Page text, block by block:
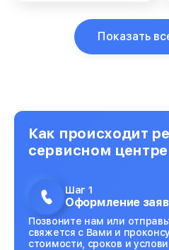
Показать
Как происходит
сервисном
Шаг 1
Оформление
Позвоните нам или
свяжется с Вами и
стоимости, сроков и